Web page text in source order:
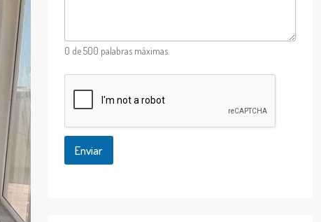
0 de 500 palabras máximas.
Enviar